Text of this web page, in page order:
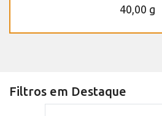
40,00 g
Filtros em Destaque